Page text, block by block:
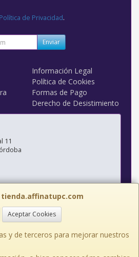
Aceptar Cookies
y de terceros para mejorar nuestros
Política de Privacidad.
Enviar
Información Legal
Política de Cookies
Formas de Pago
Derecho de Desistimiento
11
20:30h Lunes a Viernes